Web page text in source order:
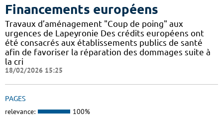
Financements européens
Travaux d’aménagement "Coup de poing" aux
urgences de Lapeyronie Des crédits européens ont
été consacrés aux établissements publics de santé
afin de favoriser la réparation des dommages suite à
la cri
18/02/2026 15:25
PAGES
relevance: 100%